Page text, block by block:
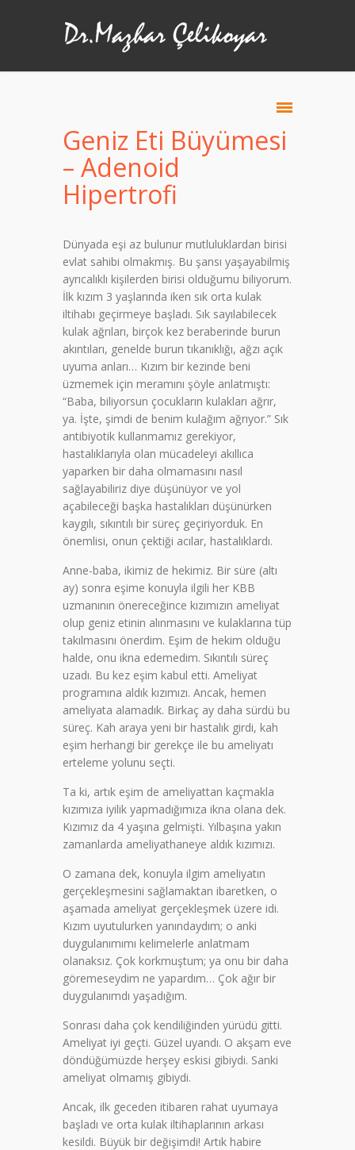
Geniz Eti Büyümesi
– Adenoid
Hipertrofi
Dünyada eşi az bulunur mutluluklardan birisi
evlat sahibi olmakmış. Bu şansı yaşayabilmiş
ayrıcalıklı kişilerden birisi olduğumu biliyorum.
İlk kızım 3 yaşlarında iken sık orta kulak
iltihabı geçirmeye başladı. Sık sayılabilecek
kulak ağrıları, birçok kez beraberinde burun
akıntıları, genelde burun tıkanıklığı, ağzı açık
uyuma anları… Kızım bir kezinde beni
üzmemek için meramını şöyle anlatmıştı:
“Baba, biliyorsun çocukların kulakları ağrır,
ya. İşte, şimdi de benim kulağım ağrıyor.” Sık
antibiyotik kullanmamız gerekiyor,
hastalıklarıyla olan mücadeleyi akıllıca
yaparken bir daha olmamasını nasıl
sağlayabiliriz diye düşünüyor ve yol
açabileceği başka hastalıkları düşünürken
kaygılı, sıkıntılı bir süreç geçiriyorduk. En
önemlisi, onun çektiği acılar, hastalıklardı.
Anne-baba, ikimiz de hekimiz. Bir süre (altı
ay) sonra eşime konuyla ilgili her KBB
uzmanının önereceğince kızımızın ameliyat
olup geniz etinin alınmasını ve kulaklarına tüp
takılmasını önerdim. Eşim de hekim olduğu
halde, onu ikna edemedim. Sıkıntılı süreç
uzadı. Bu kez eşim kabul etti. Ameliyat
programına aldık kızımızı. Ancak, hemen
ameliyata alamadık. Birkaç ay daha sürdü bu
süreç. Kah araya yeni bir hastalık girdi, kah
eşim herhangi bir gerekçe ile bu ameliyatı
erteleme yolunu seçti.
Ta ki, artık eşim de ameliyattan kaçmakla
kızımıza iyilik yapmadığımıza ikna olana dek.
Kızımız da 4 yaşına gelmişti. Yılbaşına yakın
zamanlarda ameliyathaneye aldık kızımızı.
O zamana dek, konuyla ilgim ameliyatın
gerçekleşmesini sağlamaktan ibaretken, o
aşamada ameliyat gerçekleşmek üzere idi.
Kızım uyutulurken yanındaydım; o anki
duygulanımımı kelimelerle anlatmam
olanaksız. Çok korkmuştum; ya onu bir daha
göremeseydim ne yapardım… Çok ağır bir
duygulanımdı yaşadığım.
Sonrası daha çok kendiliğinden yürüdü gitti.
Ameliyat iyi geçti. Güzel uyandı. O akşam eve
döndüğümüzde herşey eskisi gibiydi. Sanki
ameliyat olmamış gibiydi.
Ancak, ilk geceden itibaren rahat uyumaya
başladı ve orta kulak iltihaplarının arkası
kesildi. Büyük bir değişimdi! Artık habire